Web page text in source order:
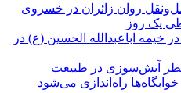
روان زائران در خسروی
خیمه اباعبدالله الحسین (ع) در
آتش‌سوزی در طبیعت
راه‌اندازی می‌شود